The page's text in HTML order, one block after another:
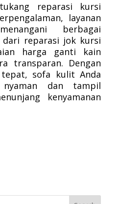
reparasi kursi
layanan
berbagai
dari reparasi jok kursi
harga ganti kain
transparan. Dengan
sofa kulit Anda
dan tampil
kenyamanan